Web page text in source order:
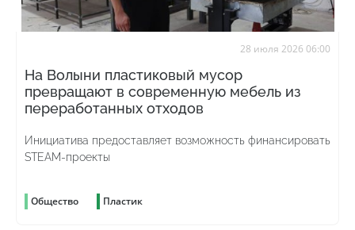
28 июля 2026 06:00
На Волыни пластиковый мусор
превращают в современную мебель из
переработанных отходов
Инициатива предоставляет возможность финансировать
STEAM-проекты
Общество Пластик